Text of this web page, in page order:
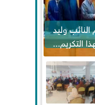
وليد
التكريم...